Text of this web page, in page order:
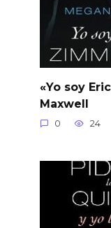
«Yo soy
Maxwell
0 24